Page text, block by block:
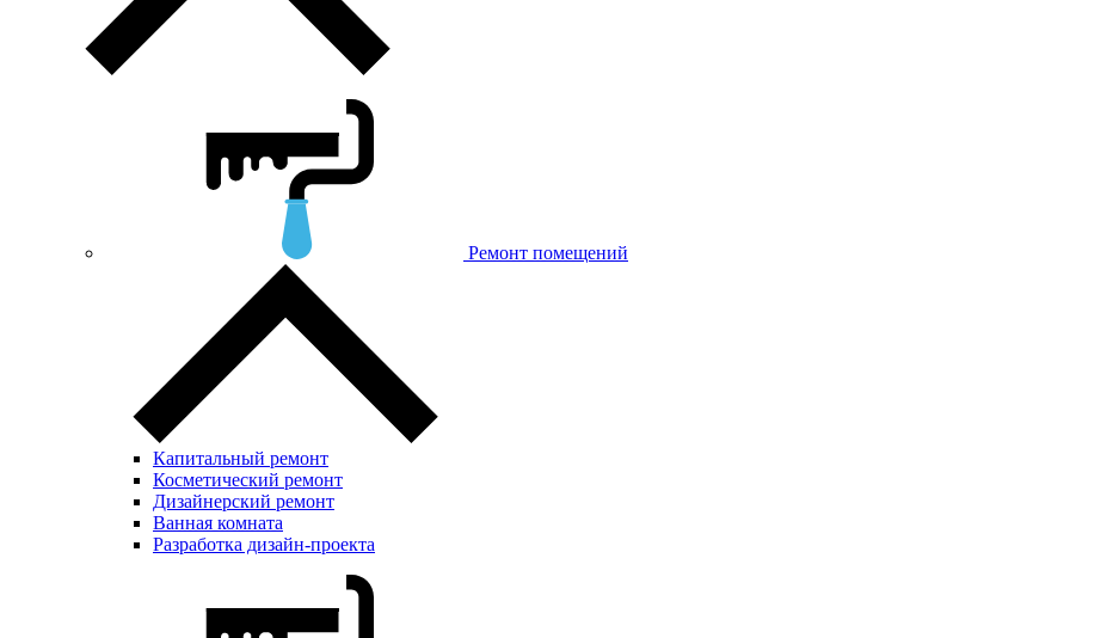
Ремонт помещений
Капитальный ремонт
Косметический ремонт
Дизайнерский ремонт
Ванная комната
Разработка дизайн-проекта